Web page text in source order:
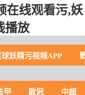
在线观看污,妖
播放
球妖精污视频APP
甲 歐冠 中超